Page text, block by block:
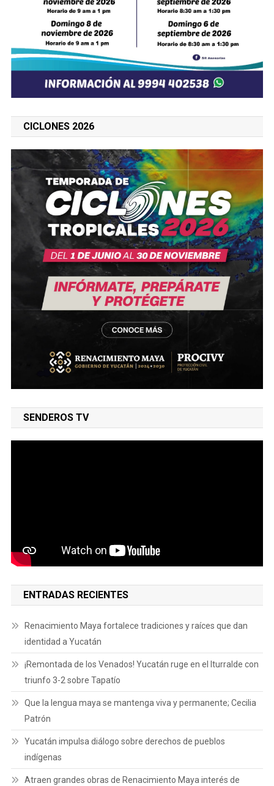
CICLONES 2026
SENDEROS TV
ENTRADAS RECIENTES
Renacimiento Maya fortalece tradiciones y raíces que dan
identidad a Yucatán
¡Remontada de los Venados! Yucatán ruge en el Iturralde con
triunfo 3-2 sobre Tapatío
Que la lengua maya se mantenga viva y permanente; Cecilia
Patrón
Yucatán impulsa diálogo sobre derechos de pueblos
indígenas
Atraen grandes obras de Renacimiento Maya interés de